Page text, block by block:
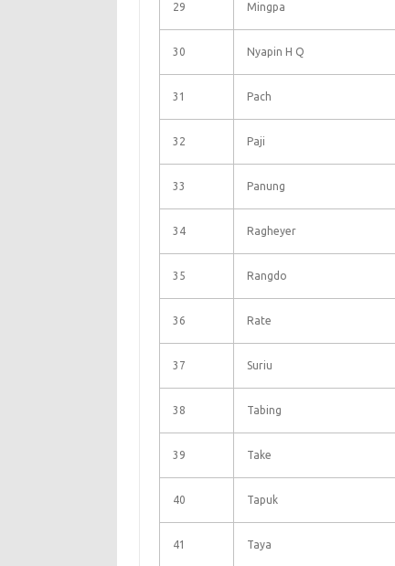
29 Mingpa
30 Nyapin H Q
31 Pach
32 Paji
33 Panung
34 Ragheyer
35 Rangdo
36 Rate
37 Suriu
38 Tabing
39 Take
40 Tapuk
41 Taya